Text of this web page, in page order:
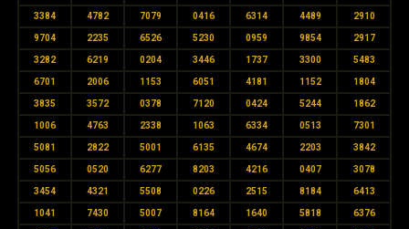
3384 4782 7079 0416 6314 4489 2910
9704 2235 6526 5230 0959 9854 2917
3282 6219 0204 3446 1737 3300 5483
6701 2006 1153 6051 4181 1152 1804
3835 3572 0378 7120 0424 5244 1862
1006 4763 2338 1063 6334 0513 7301
5081 2822 5001 6135 4674 2203 3842
5056 0520 6277 8203 4216 0407 3078
3454 4321 5508 0226 2515 8184 6413
1041 7430 5007 8164 1640 5818 6376